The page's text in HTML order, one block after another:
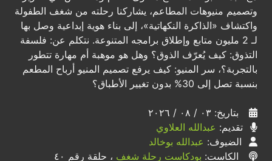
وتصميم منيوهات المطاعم، يشاركنا رحلته من شغف الطفولة
واكتشاف «الذاكرة النكهاتية»، إلى بناء هوية إبداعية وصل بها
لـ 2 مليون متابع وإطلاق برامجه المتنوعة. نتكلم عن: فلسفة
التذوق: كيف يُعرّف الذوق؟ وهل هو موهبة أم مهارة تتطور
بالتجربة؟، سر المنيو: كيف يرفع تصميم المنيو أرباح المطعم
بنسبة تصل إلى 30% بدون تغيير الأطباق؟
بتاريخ: ٠٣ / ٠٨ / ٢٠٢٦
تقديم: عبدالله العلاوي
الضيوف: عبدالله بوخالد
الكاست: بودكاست رحلة شغف ، حلقة رقم ٤٠